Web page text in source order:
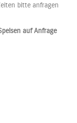
bitte anfragen
auf Anfrage